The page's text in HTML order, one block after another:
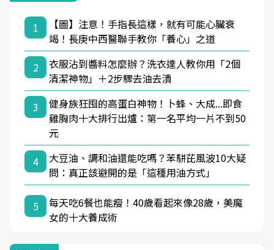
1
【圖】注意！手指長這樣，就有可能心臟衰
竭！長庚中西醫聯手教你「養心」之道
2
衣服沾到醬料怎麼辦？洗衣達人教你用「2個
清潔神物」＋2步驟去油去漬
3
健身族狂囤的高蛋白神物！卜蜂、大成...即食
雞胸肉十大排行出爐：第一名平均一片不到50
元
4
大豆油、調和油還能吃嗎？苯駢芘風波10大疑
問：真正該避開的是「這種用油方式」
5
每天吃6餐也能瘦！40歲看起來像28歲，美魔
女的十大養成術